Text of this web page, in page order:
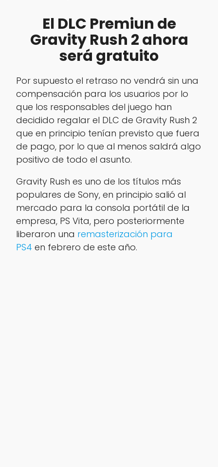
El DLC Premiun de
Gravity Rush 2 ahora
será gratuito
Por supuesto el retraso no vendrá sin una
compensación para los usuarios por lo
que los responsables del juego han
decidido regalar el DLC de Gravity Rush 2
que en principio tenían previsto que fuera
de pago, por lo que al menos saldrá algo
positivo de todo el asunto.
Gravity Rush es uno de los títulos más
populares de Sony, en principio salió al
mercado para la consola portátil de la
empresa, PS Vita, pero posteriormente
liberaron una remasterización para
PS4 en febrero de este año.